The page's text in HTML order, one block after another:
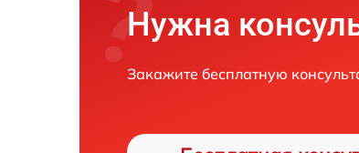
Нужна
Закажите бесплатную